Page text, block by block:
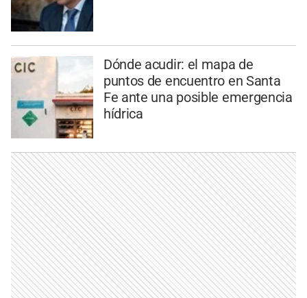
Dónde acudir: el mapa de
puntos de encuentro en Santa
Fe ante una posible emergencia
hídrica